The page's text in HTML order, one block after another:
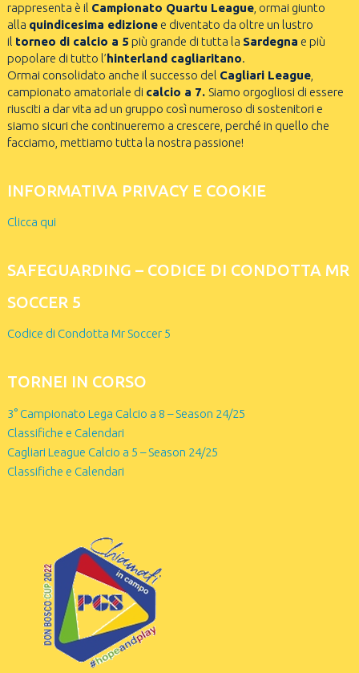
rappresenta è il Campionato Quartu League, ormai giunto
alla quindicesima edizionee diventato da oltre un lustro
il torneo di calcio a 5 più grande di tutta la Sardegna e più
popolare di tutto l’hinterland cagliaritano.
Ormai consolidato anche il successo del Cagliari League,
campionato amatoriale di calcio a 7. Siamo orgogliosi di essere
riusciti a dar vita ad un gruppo così numeroso di sostenitori e
siamo sicuri che continueremo a crescere, perché in quello che
facciamo, mettiamo tutta la nostra passione!
INFORMATIVA PRIVACY E COOKIE
Clicca qui
SAFEGUARDING – CODICE DI CONDOTTA MR
SOCCER 5
Codice di Condotta Mr Soccer 5
TORNEI IN CORSO
3° Campionato Lega Calcio a 8 – Season 24/25
Classifiche e Calendari
Cagliari League Calcio a 5 – Season 24/25
Classifiche e Calendari